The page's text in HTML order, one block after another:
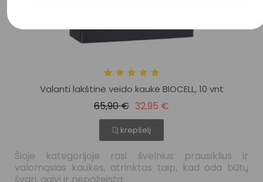
Valanti lakštinė veido kaukė BIOCELL, 10 vnt
65,90 € 32,95 €
Į krepšelį
Šioje kategorijoje rasi švelnius prausiklius ir
valomąsias kaukes, atrinktas taip, kad oda būtų
švari, gaivi ir nepažeista: